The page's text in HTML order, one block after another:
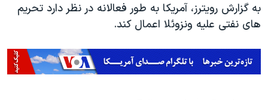
به گزارش رویترز، آمریکا به طور فعالانه در نظر دارد تحریم
های نفتی علیه ونزوئلا اعمال کند.